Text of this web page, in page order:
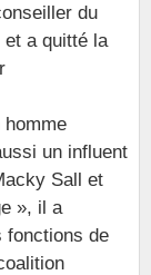
du
et a quitté la
homme
un influent
Sall et
», il a
fonctions de